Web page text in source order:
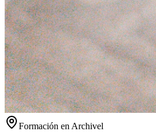
Formación en Archivel